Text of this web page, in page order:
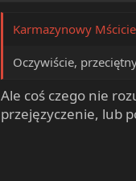
Karmazynowy
Oczywiście,
Ale coś czego nie
przejęzyczenie, lub